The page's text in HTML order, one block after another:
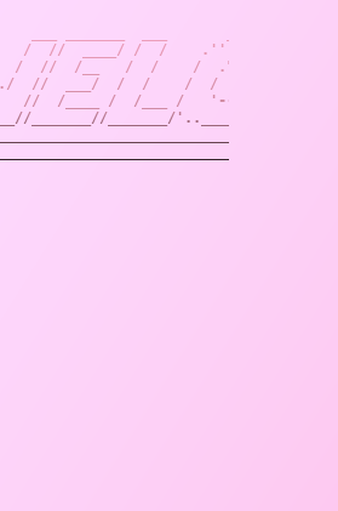
/  //  ____/ /  /    .''     ''.
/  //  /__   /  /    /  .""".___//
//  ___/  /  /    /  /    ___ /  /
//  /____ /  /___ /   '---'  //
_______//_______/'.._____..'